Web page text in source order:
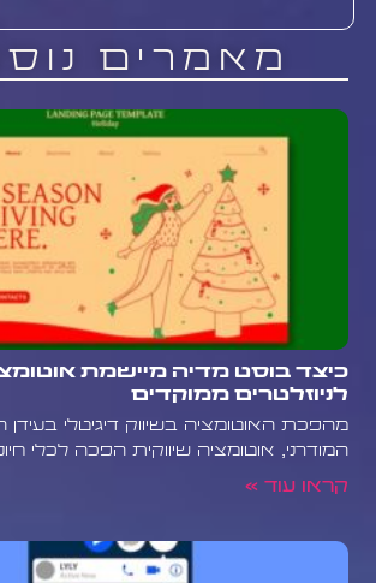
מאמרים
כיצד בוסט מדיה מיישמת
לניוזלטרים ממוקדים
מהפכת האוטומציה בשיווק דיגיטלי בעידן
המודרני, אוטומציה שיווקית הפכה לכלי
קראו עוד »